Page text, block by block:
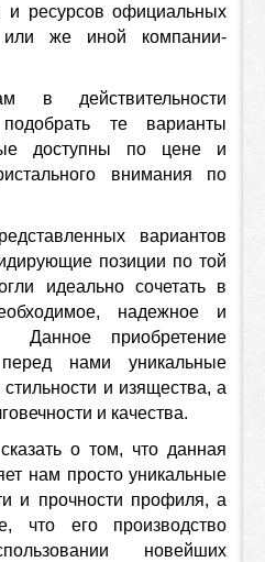
и ресурсов официальных
или же иной компании-
в действительности
те варианты
доступны по цене и
внимания по
вариантов
позиции по той
идеально сочетать в
надежное и
Данное приобретение
нами уникальные
и изящества, а
и качества.
о том, что данная
нам просто уникальные
и прочности профиля, а
что его производство
новейших